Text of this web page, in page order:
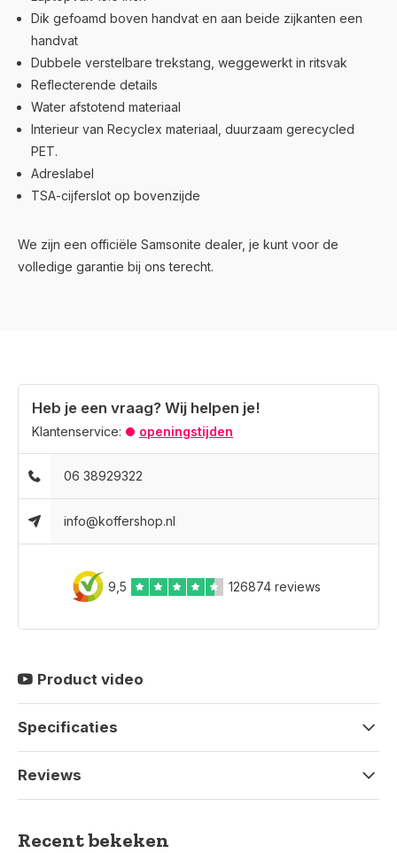
Dik gefoamd boven handvat en aan beide zijkanten een
handvat
Dubbele verstelbare trekstang, weggewerkt in ritsvak
Reflecterende details
Water afstotend materiaal
Interieur van Recyclex materiaal, duurzaam gerecycled
PET.
Adreslabel
TSA-cijferslot op bovenzijde
We zijn een officiële Samsonite dealer, je kunt voor de
volledige garantie bij ons terecht.
Heb je een vraag? Wij helpen je!
Klantenservice: openingstijden
06 38929322
info@koffershop.nl
9,5 126874 reviews
Product video
Specificaties
Reviews
Recent bekeken